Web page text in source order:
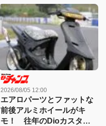
カスタム
2026/08/05 12:00
エアロパーツとファットな
前後アルミホイールがキ
モ！ 往年のDioカスタム